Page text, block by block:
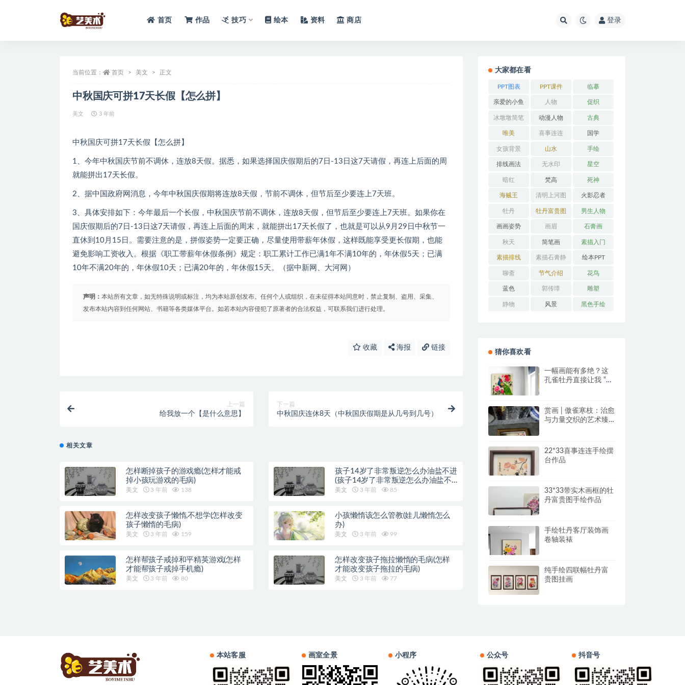
首页 作品 技巧 绘本 资料 商店 登录
当前位置： 首页 美文 正文
中秋国庆可拼17天长假【怎么拼】
美文 3 年前
中秋国庆可拼17天长假【怎么拼】
1、今年中秋国庆节前不调休，连放8天假。据悉，如果选择国庆假期后的7日-13日这7天请假，再连上后面的周
就能拼出17天长假。
2、据中国政府网消息，今年中秋国庆假期将连放8天假，节前不调休，但节后至少要连上7天班。
3、具体安排如下：今年最后一个长假，中秋国庆节前不调休，连放8天假，但节后至少要连上7天班。如果你在
国庆假期后的7日-13日这7天请假，再连上后面的周末，就能拼出17天长假了，也就是可以从9月29日中秋节一
直休到10月15日。需要注意的是，拼假姿势一定要正确，尽量使用带薪年休假，这样既能享受更长假期，也能
避免影响工资收入。根据《职工带薪年休假条例》规定：职工累计工作已满1年不满10年的，年休假5天；已满
10年不满20年的，年休假10天；已满20年的，年休假15天。（据中新网、大河网）
声明： 本站所有文章，如无特殊说明或标注，均为本站原创发布。任何个人或组织，在未征得本站同意时，禁止复制、盗用、采集、
发布本站内容到任何网站、书籍等各类媒体平台。如若本站内容侵犯了原著者的合法权益，可联系我们进行处理。
收藏 海报 链接
上一篇
给我放一个【是什么意思】
下一篇
中秋国庆连休8天（中秋国庆假期是从几号到几号）
相关文章
怎样断掉孩子的游戏瘾(怎样才能戒
掉小孩玩游戏的毛病)
美文 3 年前 138
孩子14岁了非常叛逆怎么办油盐不进
(孩子14岁了非常叛逆怎么办油盐不
近)
美文 3 年前 85
怎样改变孩子懒惰,不想学(怎样改变
孩子懒惰的毛病)
美文 3 年前 159
小孩懒惰该怎么管教(娃儿懒惰怎么
办)
美文 3 年前 99
怎样帮孩子戒掉和平精英游戏(怎样
才能帮孩子戒掉手机瘾)
美文 3 年前 80
怎样改变孩子拖拉懒惰的毛病(怎样
才能改变孩子拖拉的毛病)
美文 3 年前 77
大家都在看
PPT图表 PPT课件 临摹
亲爱的小鱼 人物 促织
冰墩墩简笔
画
动漫人物 古典
唯美 喜事连连 国学
女孩背景 山水 手绘
排线画法 无水印 星空
暗红 梵高 死神
海贼王 清明上河图 火影忍者
牡丹 牡丹富贵图 男生人物
画画姿势 画眉 石膏画
秋天 简笔画 素描入门
素描排线 素描石膏静
物
绘本PPT
聊斋 节气介绍 花鸟
蓝色 郭传璋 雕塑
静物 风景 黑色手绘
猜你喜欢看
一幅画能有多绝？这
孔雀牡丹直接让我 “哇
赏画 | 傲雀寒枝：治愈
与力量交织的艺术臻
22*33喜事连连手绘摆
台作品
33*33带实木画框的牡
丹富贵图手绘作品
手绘牡丹客厅装饰画
卷轴装裱
纯手绘四联幅牡丹富
贵图挂画
本站客服 画室全景 小程序 公众号 抖音号